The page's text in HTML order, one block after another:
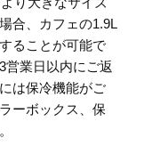
合、カフェの1.9L
ることが可能で
営業日以内にご返
は保冷機能がご
ーボックス、保